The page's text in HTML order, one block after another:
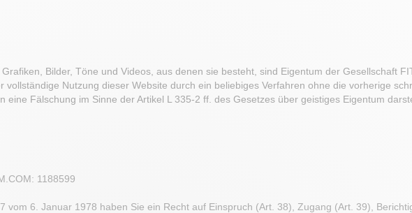
Bilder, Töne und Videos, aus denen sie besteht, sind Eigentum der Gesellschaft
Nutzung dieser Website durch ein beliebiges Verfahren ohne die vorherige
Fälschung im Sinne der Artikel L 335-2 ff. des Gesetzes über geistiges Eigentum
1188599
6. Januar 1978 haben Sie ein Recht auf Einspruch (Art. 38), Zugang (Art. 39),